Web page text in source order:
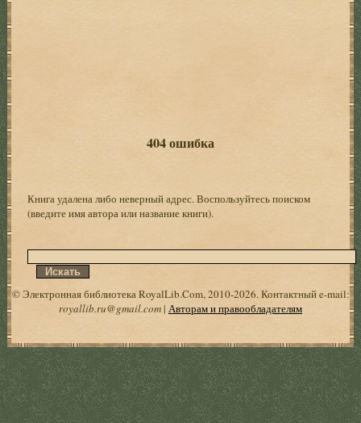
404 ошибка
Книга удалена либо неверный адрес. Воспользуйтесь поиском
(введите имя автора или название книги).
© Электронная библиотека RoyalLib.Com, 2010-2026. Контактный e-mail:
royallib.ru@gmail.com| Авторам и правообладателям